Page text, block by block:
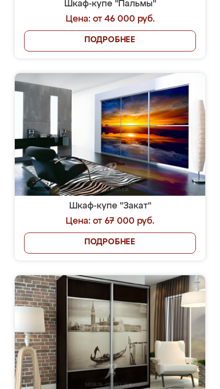
Шкаф-купе "Пальмы"
Цена: от 46 000 руб.
ПОДРОБНЕЕ
Шкаф-купе "Закат"
Цена: от 67 000 руб.
ПОДРОБНЕЕ